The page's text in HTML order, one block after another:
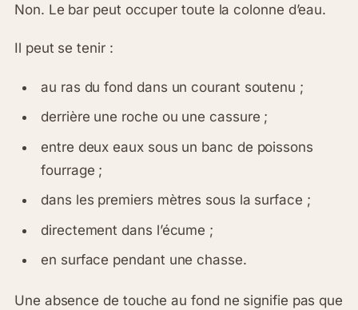
Non. Le bar peut occuper toute la colonne d’eau.
Il peut se tenir :
au ras du fond dans un courant soutenu ;
derrière une roche ou une cassure ;
entre deux eaux sous un banc de poissons
fourrage ;
dans les premiers mètres sous la surface ;
directement dans l’écume ;
en surface pendant une chasse.
Une absence de touche au fond ne signifie pas que